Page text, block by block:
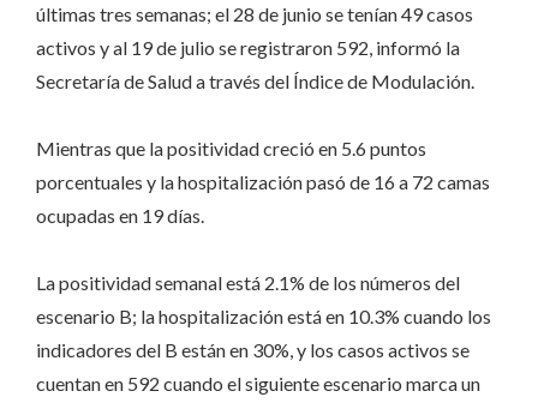
últimas tres semanas; el 28 de junio se tenían 49 casos
activos y al 19 de julio se registraron 592, informó la
Secretaría de Salud a través del Índice de Modulación.
Mientras que la positividad creció en 5.6 puntos
porcentuales y la hospitalización pasó de 16 a 72 camas
ocupadas en 19 días.
La positividad semanal está 2.1% de los números del
escenario B; la hospitalización está en 10.3% cuando los
indicadores del B están en 30%, y los casos activos se
cuentan en 592 cuando el siguiente escenario marca un